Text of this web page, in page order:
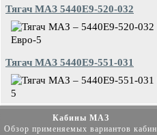
Тягач МАЗ 5440E9-520-032
Тягач МАЗ 5440E9-551-031
Кабины МАЗ
Обзор применяемых вариантов кабин